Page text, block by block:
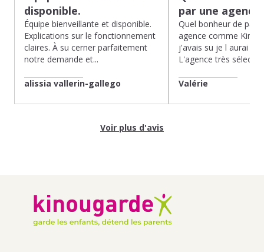
disponible.
Équipe bienveillante et disponible.
Explications sur le fonctionnement
claires. À su cerner parfaitement
notre demande et...
alissia vallerin-gallego
par une
Quel bonheur de
agence comme
j'avais su je l aurai
L'agence très
Valérie
Voir plus d'avis